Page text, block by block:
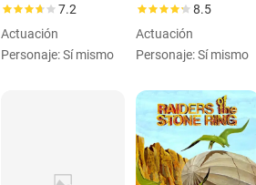
7.2
Actuación
Personaje: Sí mismo
8.5
Actuación
Personaje: Sí mismo